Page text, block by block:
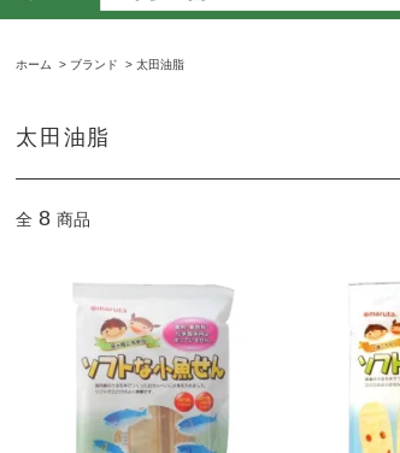
ホーム > ブランド > 太田油脂
太田油脂
全 8 商品